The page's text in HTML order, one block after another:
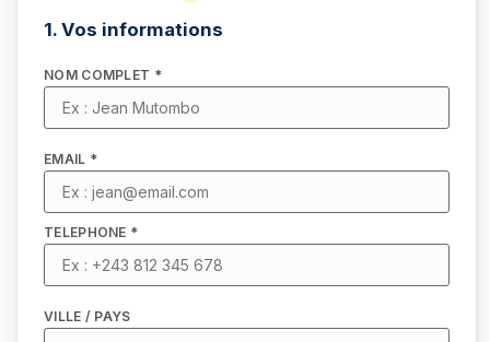
1. Vos informations
NOM COMPLET *
EMAIL *
TELEPHONE *
VILLE / PAYS